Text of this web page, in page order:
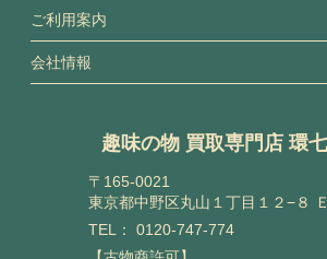
ご利用案内
会社情報
趣味の物 買取専門店 環
〒165-0021
東京都中野区丸山１丁目１２−８
TEL： 0120-747-774